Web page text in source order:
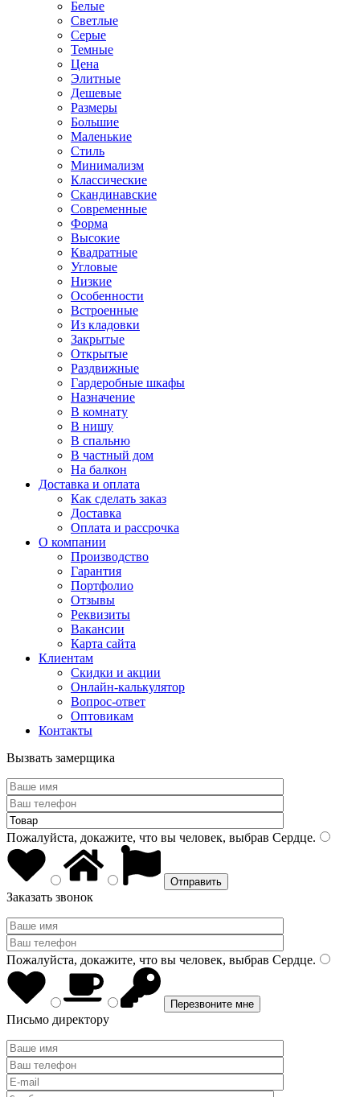
Белые
Светлые
Серые
Темные
Цена
Элитные
Дешевые
Размеры
Большие
Маленькие
Стиль
Минимализм
Классические
Скандинавские
Современные
Форма
Высокие
Квадратные
Угловые
Низкие
Особенности
Встроенные
Из кладовки
Закрытые
Открытые
Раздвижные
Гардеробные шкафы
Назначение
В комнату
В нишу
В спальню
В частный дом
На балкон
Доставка и оплата
Как сделать заказ
Доставка
Оплата и рассрочка
О компании
Производство
Гарантия
Портфолио
Отзывы
Реквизиты
Вакансии
Карта сайта
Клиентам
Скидки и акции
Онлайн-калькулятор
Вопрос-ответ
Оптовикам
Контакты
Вызвать замерщика
Пожалуйста, докажите, что вы человек, выбрав Сердце.
Заказать звонок
Пожалуйста, докажите, что вы человек, выбрав Сердце.
Письмо директору